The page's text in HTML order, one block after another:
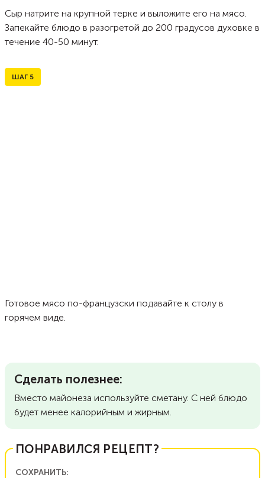
Сыр натрите на крупной терке и выложите его на мясо.
Запекайте блюдо в разогретой до 200 градусов духовке в
течение 40-50 минут.
ШАГ 5
Готовое мясо по-французски подавайте к столу в
горячем виде.
Сделать полезнее:
Вместо майонеза используйте сметану. С ней блюдо
будет менее калорийным и жирным.
ПОНРАВИЛСЯ РЕЦЕПТ?
СОХРАНИТЬ: